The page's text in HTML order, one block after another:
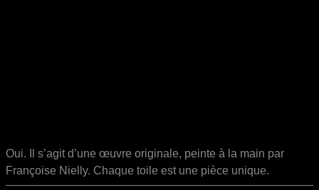
Oui. Il s’agit d’une œuvre originale, peinte à la main par
Françoise Nielly. Chaque toile est une pièce unique.